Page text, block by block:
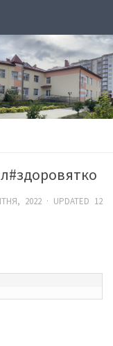
2022· UPDATED 12